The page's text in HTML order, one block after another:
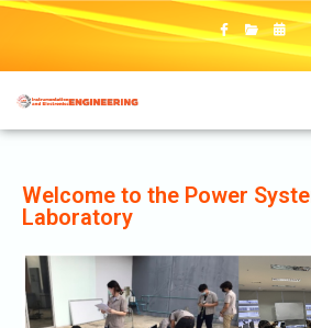
Welcome to the Power
Laboratory